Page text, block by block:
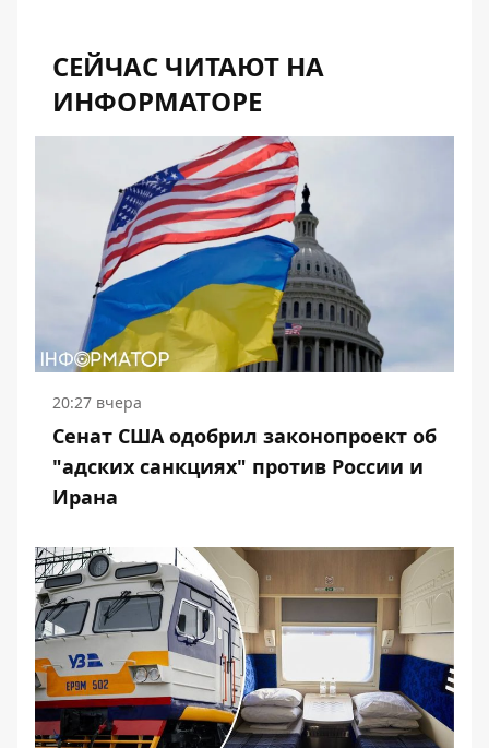
СЕЙЧАС ЧИТАЮТ НА
ИНФОРМАТОРЕ
20:27 вчера
Сенат США одобрил законопроект об
"адских санкциях" против России и
Ирана